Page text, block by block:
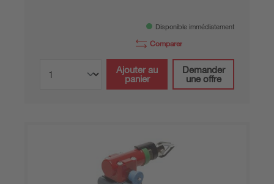
Disponible immédiatement
Comparer
Ajouter au
panier
Demander
une offre